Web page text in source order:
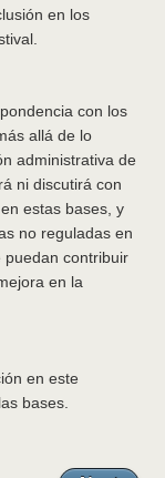
en los
con los
allá de lo
administrativa de
ni discutirá con
estas bases, y
no reguladas en
puedan contribuir
en la
en este
bases.